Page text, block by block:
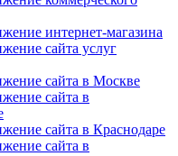
интернет-магазина
сайта услуг
сайта в Москве
сайта в
сайта в Краснодаре
сайта в